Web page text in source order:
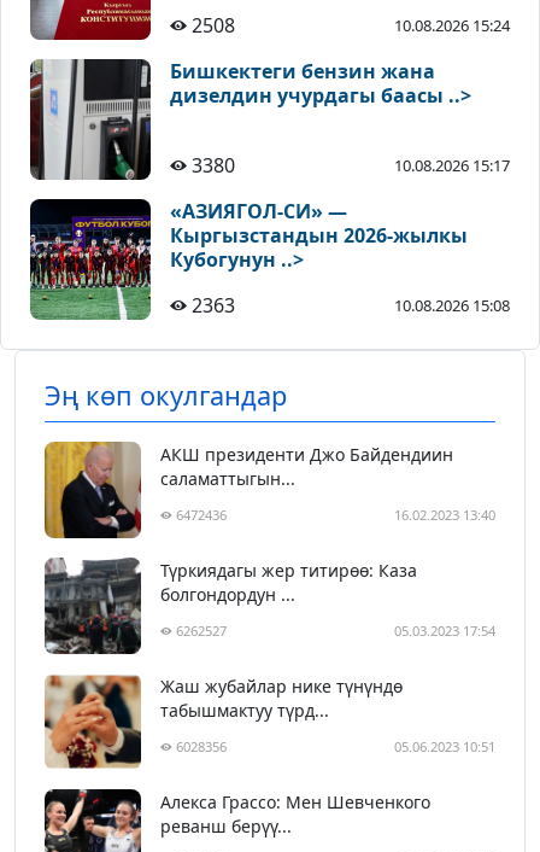
2508 10.08.2026 15:24
Бишкектеги бензин жана
дизелдин учурдагы баасы ..>
3380 10.08.2026 15:17
«АЗИЯГОЛ-СИ» —
Кыргызстандын 2026-жылкы
Кубогунун ..>
2363
10.08.2026 15:08
Эң көп окулгандар
АКШ президенти Джо Байдендиин
саламаттыгын...
6472436 16.02.2023 13:40
Түркиядагы жер титирөө: Каза
болгондордун ...
6262527 05.03.2023 17:54
Жаш жубайлар нике түнүндө
табышмактуу түрд...
6028356 05.06.2023 10:51
Алекса Грассо: Мен Шевченкого
реванш берүү...